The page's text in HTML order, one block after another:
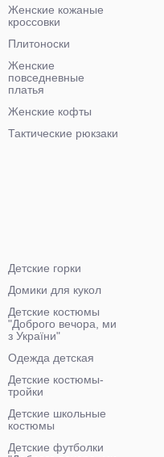
Женские кожаные
кроссовки
Плитоноски
Женские
повседневные
платья
Женские кофты
Тактические рюкзаки
Детские горки
Домики для кукол
Детские костюмы
"Доброго вечора, ми
з України"
Одежда детская
Детские костюмы-
тройки
Детские школьные
костюмы
Детские футболки